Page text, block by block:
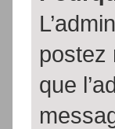
postez
que